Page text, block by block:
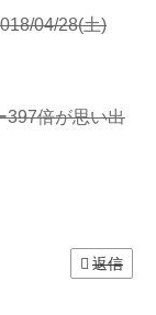
04/28(土)
397倍が思い出
返信